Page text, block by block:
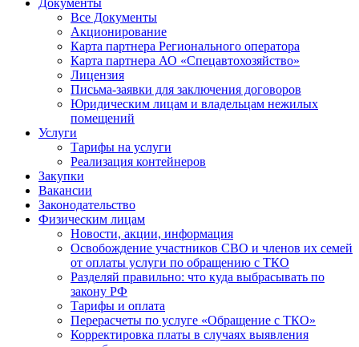
Все Документы
Акционирование
Карта партнера Регионального оператора
Карта партнера АО «Спецавтохозяйство»
Лицензия
Письма-заявки для заключения договоров
Юридическим лицам и владельцам нежилых
помещений
Услуги
Тарифы на услуги
Реализация контейнеров
Закупки
Вакансии
Законодательство
Физическим лицам
Новости, акции, информация
Освобождение участников СВО и членов их семей
от оплаты услуги по обращению с ТКО
Разделяй правильно: что куда выбрасывать по
закону РФ
Тарифы и оплата
Перерасчеты по услуге «Обращение с ТКО»
Корректировка платы в случаях выявления